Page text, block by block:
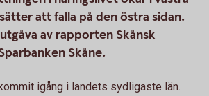
att falla på den östra sidan.
av rapporten Skånsk
Skåne.
igång i landets sydligaste län.